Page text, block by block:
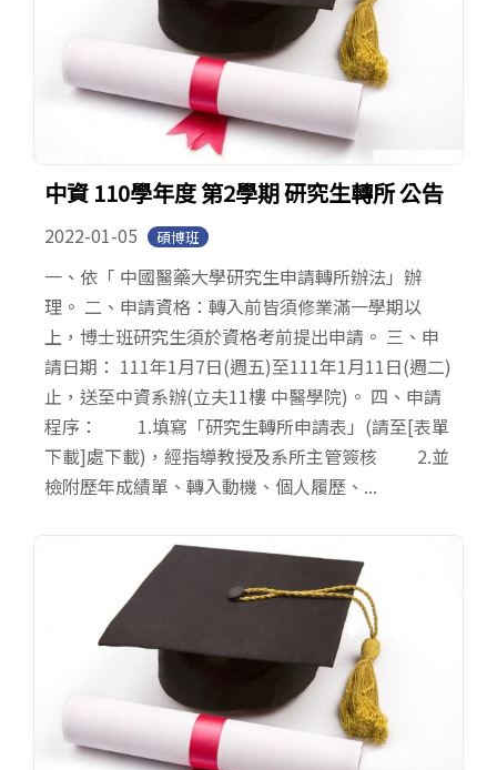
中資 110學年度 第2學期 研究生轉所 公告
2022-01-05 碩博班
一、依「 中國醫藥大學研究生申請轉所辦法」辦
理。 二、申請資格：轉入前皆須修業滿一學期以
上，博士班研究生須於資格考前提出申請。 三、申
請日期： 111年1月7日(週五)至111年1月11日(週二)
止，送至中資系辦(立夫11樓 中醫學院)。 四、申請
程序： 1.填寫「研究生轉所申請表」(請至[表單
下載]處下載)，經指導教授及系所主管簽核 2.並
檢附歷年成績單、轉入動機、個人履歷、...